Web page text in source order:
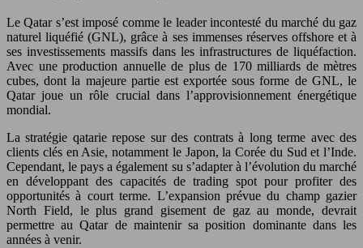
Le Qatar s’est imposé comme le leader incontesté du marché du gaz
naturel liquéfié (GNL), grâce à ses immenses réserves offshore et à
ses investissements massifs dans les infrastructures de liquéfaction.
Avec une production annuelle de plus de 170 milliards de mètres
cubes, dont la majeure partie est exportée sous forme de GNL, le
Qatar joue un rôle crucial dans l’approvisionnement énergétique
mondial.
La stratégie qatarie repose sur des contrats à long terme avec des
clients clés en Asie, notamment le Japon, la Corée du Sud et l’Inde.
Cependant, le pays a également su s’adapter à l’évolution du marché
en développant des capacités de trading spot pour profiter des
opportunités à court terme. L’expansion prévue du champ gazier
North Field, le plus grand gisement de gaz au monde, devrait
permettre au Qatar de maintenir sa position dominante dans les
années à venir.